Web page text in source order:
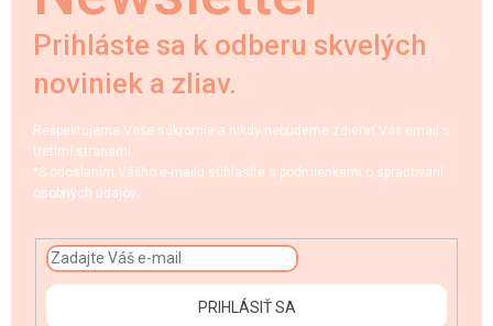
Prihláste sa k odberu skvelých
noviniek a zliav.
Rešpektujeme Vaše súkromie a nikdy nebudeme zdieľať Váš email s
tretími stranami.
*S odoslaním Vášho e-mailu súhlasíte s podmienkami o spracovaní
osobných údajov.
PRIHLÁSIŤ SA